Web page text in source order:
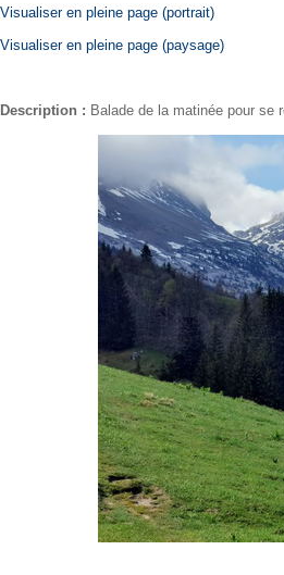
Visualiser en pleine page (portrait)
Visualiser en pleine page (paysage)
Description : Balade de la matinée pour se